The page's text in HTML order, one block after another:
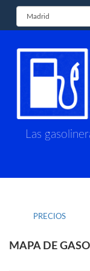
Las
PRECIOS
MAPA DE